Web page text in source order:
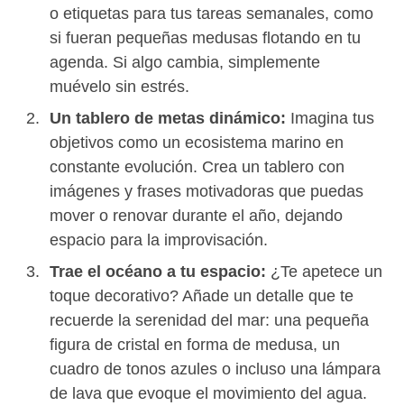
o etiquetas para tus tareas semanales, como
si fueran pequeñas medusas flotando en tu
agenda. Si algo cambia, simplemente
muévelo sin estrés.
Un tablero de metas dinámico: Imagina tus
objetivos como un ecosistema marino en
constante evolución. Crea un tablero con
imágenes y frases motivadoras que puedas
mover o renovar durante el año, dejando
espacio para la improvisación.
Trae el océano a tu espacio: ¿Te apetece un
toque decorativo? Añade un detalle que te
recuerde la serenidad del mar: una pequeña
figura de cristal en forma de medusa, un
cuadro de tonos azules o incluso una lámpara
de lava que evoque el movimiento del agua.